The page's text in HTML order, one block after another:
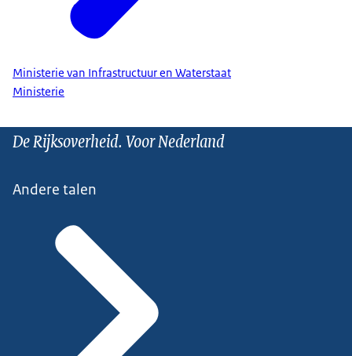
Ministerie van Infrastructuur en Waterstaat
Ministerie
De Rijksoverheid. Voor Nederland
Andere talen